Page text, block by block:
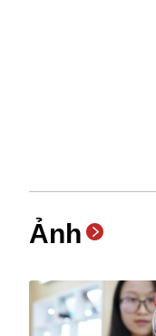
Ảnh